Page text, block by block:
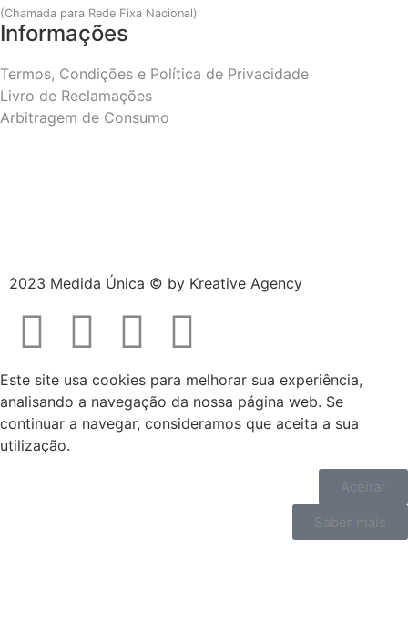
(Chamada para Rede Fixa Nacional)
Informações
Termos, Condições e Política de Privacidade
Livro de Reclamações
Arbitragem de Consumo
2023 Medida Única © by Kreative Agency
Este site usa cookies para melhorar sua experiência,
analisando a navegação da nossa página web. Se
continuar a navegar, consideramos que aceita a sua
utilização.
Aceitar
Saber mais